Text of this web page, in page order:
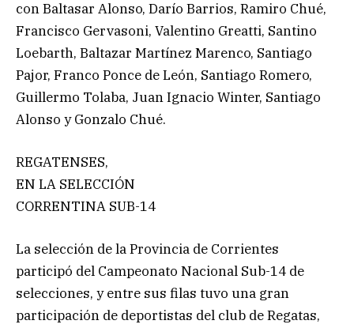
con Baltasar Alonso, Darío Barrios, Ramiro Chué,
Francisco Gervasoni, Valentino Greatti, Santino
Loebarth, Baltazar Martínez Marenco, Santiago
Pajor, Franco Ponce de León, Santiago Romero,
Guillermo Tolaba, Juan Ignacio Winter, Santiago
Alonso y Gonzalo Chué.
REGATENSES,
EN LA SELECCIÓN
CORRENTINA SUB-14
La selección de la Provincia de Corrientes
participó del Campeonato Nacional Sub-14 de
selecciones, y entre sus filas tuvo una gran
participación de deportistas del club de Regatas,